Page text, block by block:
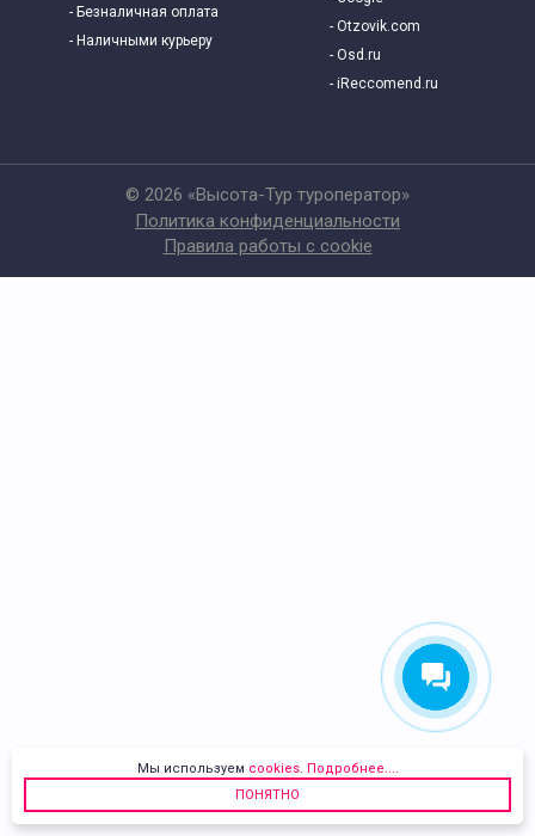
- Безналичная оплата
- Наличными курьеру
- Otzovik.com
- Osd.ru
- iReccomend.ru
© 2026 «Высота-Тур туроператор»
Политика конфиденциальности
Правила работы с cookie
Мы используем cookies. Подробнее....
ПОНЯТНО